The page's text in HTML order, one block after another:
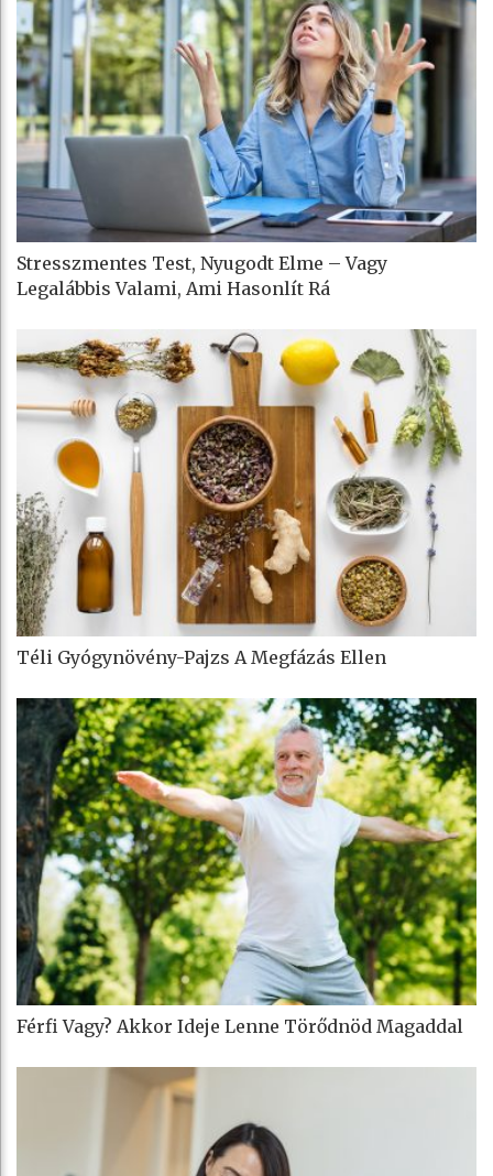
Stresszmentes Test, Nyugodt Elme – Vagy
Legalábbis Valami, Ami Hasonlít Rá
Téli Gyógynövény-Pajzs A Megfázás Ellen
Férfi Vagy? Akkor Ideje Lenne Törődnöd Magaddal